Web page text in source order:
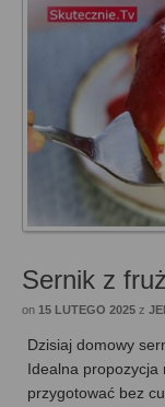
Sernik z
on 15 LUTEGO 2025 z
Dzisiaj domowy
Idealna propozycja
przygotować bez